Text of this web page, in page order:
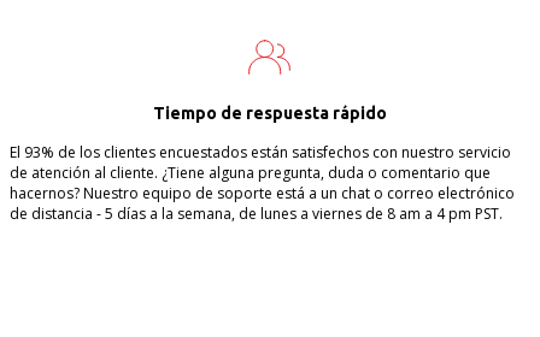
Tiempo de respuesta rápido
El 93% de los clientes encuestados están satisfechos con nuestro servicio
de atención al cliente. ¿Tiene alguna pregunta, duda o comentario que
hacernos? Nuestro equipo de soporte está a un chat o correo electrónico
de distancia - 5 días a la semana, de lunes a viernes de 8 am a 4 pm PST.